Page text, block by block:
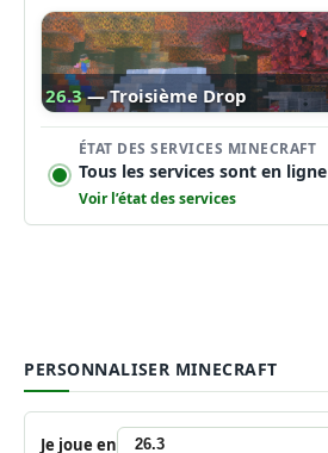
26.3 — Troisième Drop
ÉTAT DES SERVICES MINECRAFT
Tous les services sont en ligne
Voir l’état des services
PERSONNALISER MINECRAFT
Je joue en